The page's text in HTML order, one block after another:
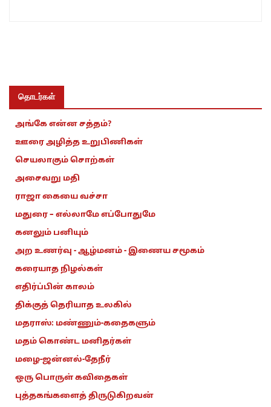
தொடர்கள்
அங்கே என்ன சத்தம்?
ஊரை அழித்த உறுபிணிகள்
செயலாகும் சொற்கள்
அசைவறு மதி
ராஜா கையை வச்சா
மதுரை – எல்லாமே எப்போதுமே
கனலும் பனியும்
அற உணர்வு - ஆழ்மனம் - இணைய சமூகம்
கரையாத நிழல்கள்
எதிர்ப்பின் காலம்
திக்குத் தெரியாத உலகில்
மதராஸ்: மண்ணும்-கதைகளும்
மதம் கொண்ட மனிதர்கள்
மழை-ஜன்னல்-தேநீர்
ஒரு பொருள் கவிதைகள்
புத்தகங்களைத் திருடுகிறவன்